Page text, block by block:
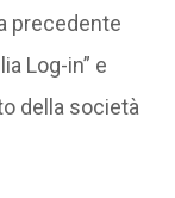
precedente
Log-in” e
della società